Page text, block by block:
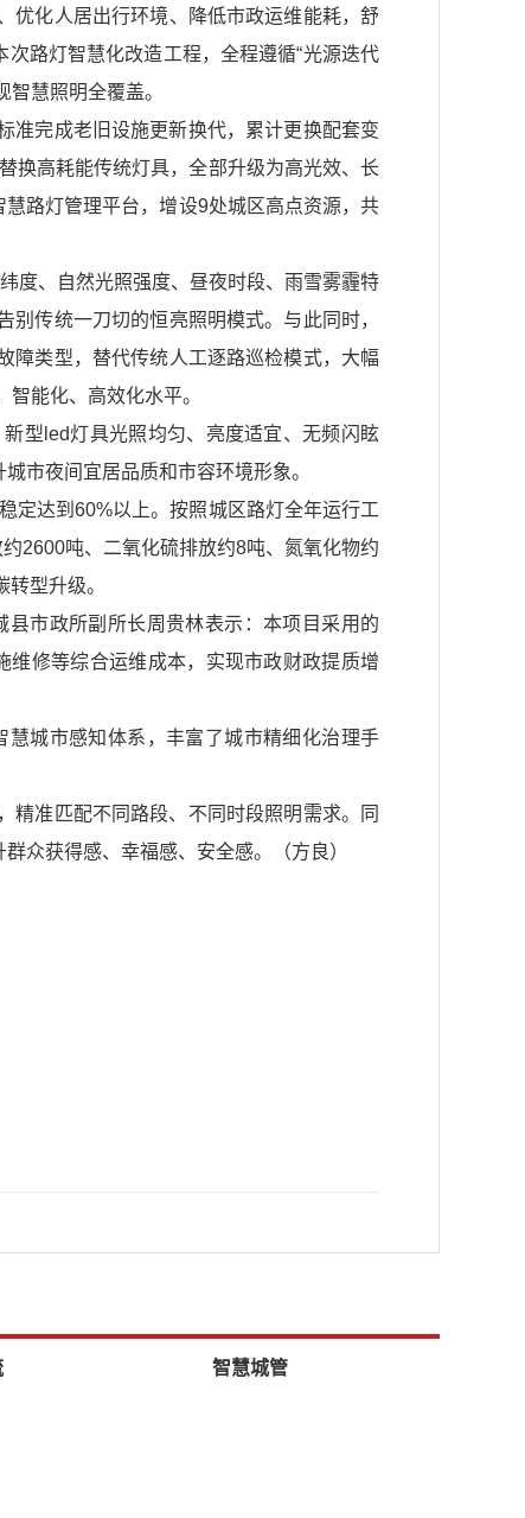
优化人居出行环境、降低市政运维能耗，舒
路灯智慧化改造工程，全程遵循“光源迭代
慧照明全覆盖。
准完成老旧设施更新换代，累计更换配套变
换高耗能传统灯具，全部升级为高光效、长
路灯管理平台，增设9处城区高点资源，共
度、自然光照强度、昼夜时段、雨雪雾霾特
传统一刀切的恒亮照明模式。与此同时，
障类型，替代传统人工逐路巡检模式，大幅
能化、高效化水平。
型led灯具光照均匀、亮度适宜、无频闪眩
市夜间宜居品质和市容环境形象。
定达到60%以上。按照城区路灯全年运行工
2600吨、二氧化硫排放约8吨、氮氧化物约
型升级。
市政所副所长周贵林表示：本项目采用的
修等综合运维成本，实现市政财政提质增
城市感知体系，丰富了城市精细化治理手
精准匹配不同路段、不同时段照明需求。同
众获得感、幸福感、安全感。（方良）
智慧城管